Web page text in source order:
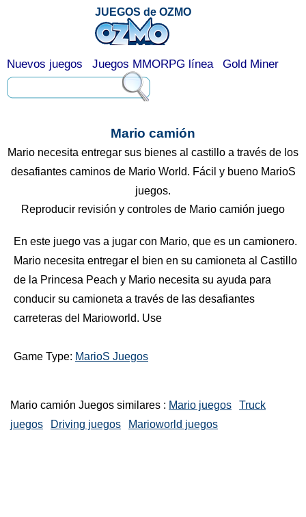
Mario camión
Mario necesita entregar sus bienes al castillo a través de los
desafiantes caminos de Mario World. Fácil y bueno MarioS
juegos.
Reproducir revisión y controles de Mario camión juego
En este juego vas a jugar con Mario, que es un camionero.
Mario necesita entregar el bien en su camioneta al Castillo
de la Princesa Peach y Mario necesita su ayuda para
conducir su camioneta a través de las desafiantes
carreteras del Marioworld. Use
Game Type: MarioS Juegos
Mario camión Juegos similares : Mario juegos
Truck
juegos
Driving juegos Marioworld juegos
JUEGOS de OZMO
Nuevos juegos Juegos MMORPG línea Gold Miner